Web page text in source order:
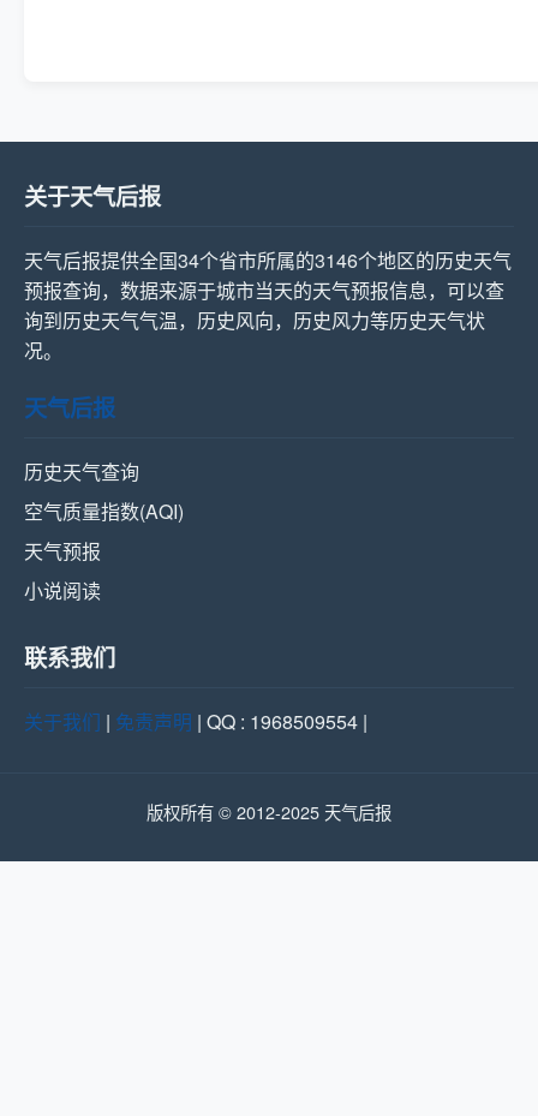
关于天气后报
天气后报提供全国34个省市所属的3146个地区的历史天气
预报查询，数据来源于城市当天的天气预报信息，可以查
询到历史天气气温，历史风向，历史风力等历史天气状
况。
天气后报
历史天气查询
空气质量指数(AQI)
天气预报
小说阅读
联系我们
关于我们 | 免责声明 | QQ : 1968509554 |
版权所有 © 2012-2025 天气后报